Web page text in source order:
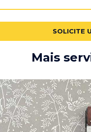
SOLICITE
Mais